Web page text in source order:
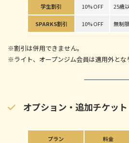
学生割引 10% OFF 25歳
SPARKS割引 10% OFF 無制
※割引は併用できません。
※ライト、オープンジム会員は適用外とな
オプション・追加チケット
プラン 料金